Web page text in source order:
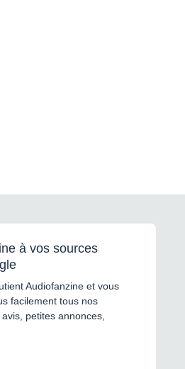
à vos sources
Audiofanzine et vous
facilement tous nos
petites annonces,